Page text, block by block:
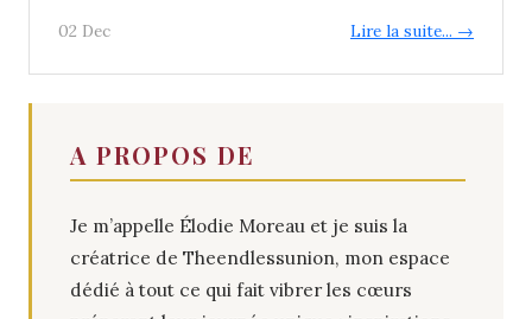
02 Dec Lire la suite... →
A PROPOS DE
Je m’appelle Élodie Moreau et je suis la
créatrice de Theendlessunion, mon espace
dédié à tout ce qui fait vibrer les cœurs